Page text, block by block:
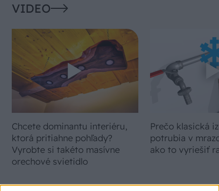
VIDEO
Chcete dominantu interiéru,
ktorá pritiahne pohľady?
Vyrobte si takéto masívne
orechové svietidlo
Prečo klasická
potrubia v
ako to vyriešiť